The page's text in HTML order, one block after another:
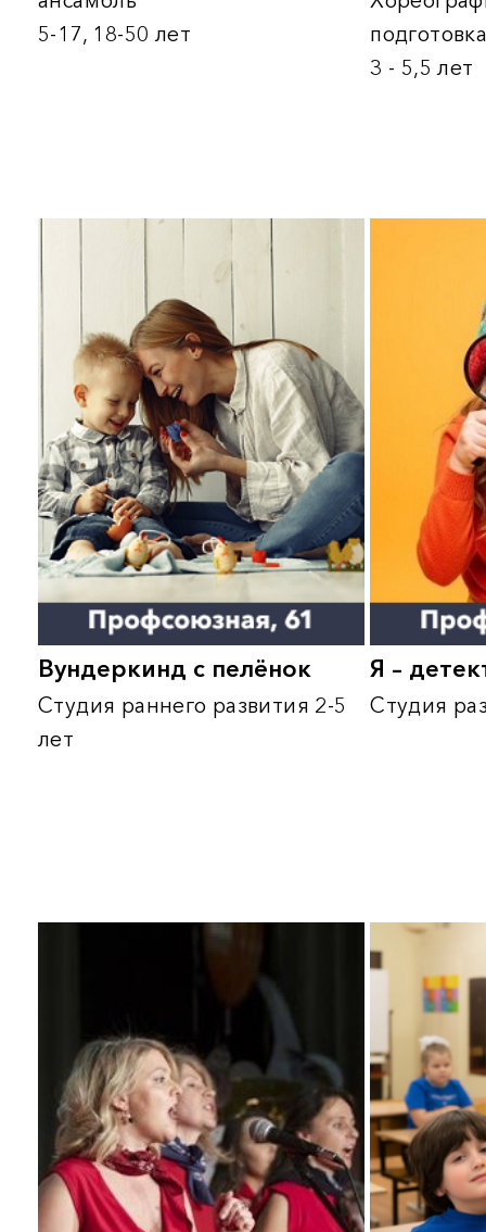
Дошколёнок
Хореографическая
подготовка
3 - 5,5 лет
ветеранов войны и